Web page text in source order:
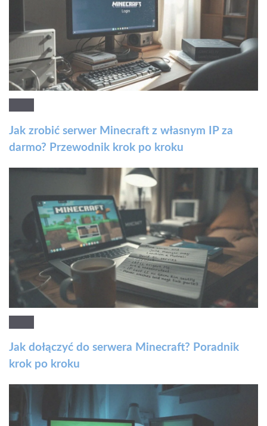
Jak zrobić serwer Minecraft z własnym IP za
darmo? Przewodnik krok po kroku
Jak dołączyć do serwera Minecraft? Poradnik
krok po kroku